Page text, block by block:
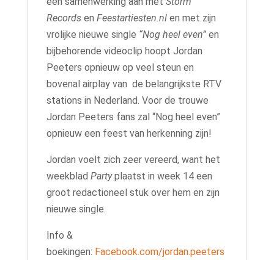
Recordsen Feestartiesten.nlen met zijn
vrolijke nieuwe single “Nog heel even”en
bijbehorende videoclip hoopt Jordan
Peeters opnieuw op veel steun en
bovenal airplay van de belangrijkste RTV
stations in Nederland. Voor de trouwe
Jordan Peeters fans zal “Nog heel even”
opnieuw een feest van herkenning zijn!
Jordan voelt zich zeer vereerd, want het
weekblad Partyplaatst in week 14 een
groot redactioneel stuk over hem en zijn
nieuwe single.
Info &
boekingen: Facebook.com/jordan.peeters